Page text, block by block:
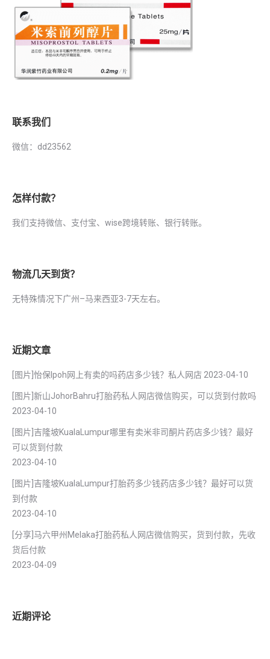
联系我们
微信：dd23562
怎样付款？
我们支持微信、支付宝、wise跨境转账、银行转账。
物流几天到货？
无特殊情况下广州–马来西亚3-7天左右。
近期文章
[图片]怡保lpoh网上有卖的吗药店多少钱？私人网店 2023-04-10
[图片]新山JohorBahru打胎药私人网店微信购买，可以货到付款吗
2023-04-10
[图片]吉隆坡KualaLumpur哪里有卖米非司酮片药店多少钱？最好
可以货到付款
2023-04-10
[图片]吉隆坡KualaLumpur打胎药多少钱药店多少钱？最好可以货
到付款
2023-04-10
[分享]马六甲州Melaka打胎药私人网店微信购买，货到付款，先收
货后付款
2023-04-09
近期评论